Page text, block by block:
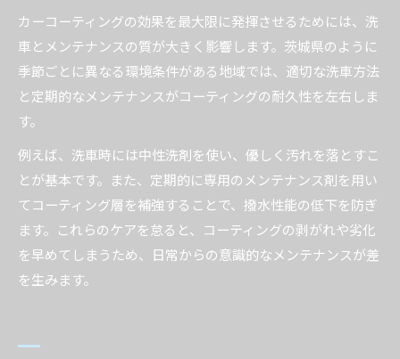
カーコーティングの効果を最大限に発揮させるためには、洗
車とメンテナンスの質が大きく影響します。茨城県のように
季節ごとに異なる環境条件がある地域では、適切な洗車方法
と定期的なメンテナンスがコーティングの耐久性を左右しま
す。
例えば、洗車時には中性洗剤を使い、優しく汚れを落とすこ
とが基本です。また、定期的に専用のメンテナンス剤を用い
てコーティング層を補強することで、撥水性能の低下を防ぎ
ます。これらのケアを怠ると、コーティングの剥がれや劣化
を早めてしまうため、日常からの意識的なメンテナンスが差
を生みます。